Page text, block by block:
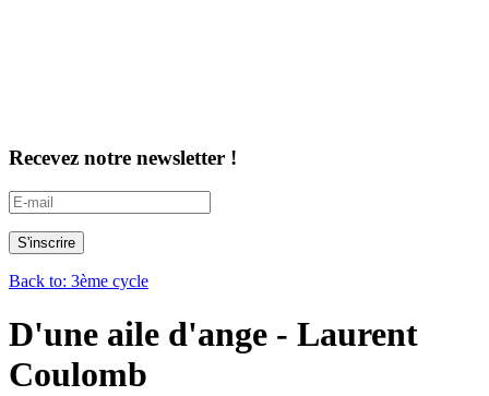
Recevez notre newsletter !
Back to: 3ème cycle
D'une aile d'ange - Laurent
Coulomb